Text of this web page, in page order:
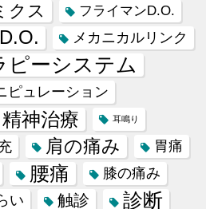
クス フライマンD.O.
メカニカルリンク
ピーシステム
ピュレーション
精神治療 耳鳴り
肩の痛み 胃痛
腰痛 膝の痛み
い 触診 診断